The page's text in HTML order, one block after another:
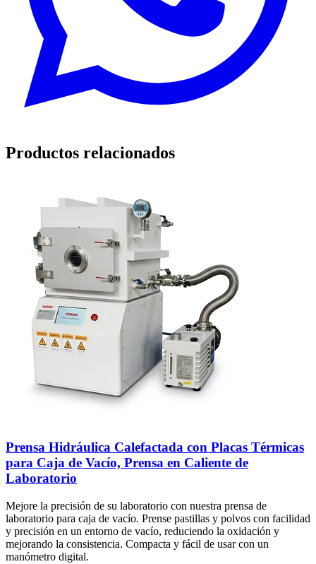
Productos relacionados
Prensa Hidráulica Calefactada con Placas Térmicas
para Caja de Vacío, Prensa en Caliente de
Laboratorio
Mejore la precisión de su laboratorio con nuestra prensa de
laboratorio para caja de vacío. Prense pastillas y polvos con facilidad
y precisión en un entorno de vacío, reduciendo la oxidación y
mejorando la consistencia. Compacta y fácil de usar con un
manómetro digital.